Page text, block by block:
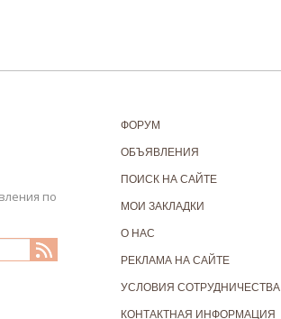
по
ФОРУМ
ОБЪЯВЛЕНИЯ
ПОИСК НА САЙТЕ
МОИ ЗАКЛАДКИ
О НАС
РЕКЛАМА НА САЙТЕ
УСЛОВИЯ СОТРУДНИЧЕСТВА
КОНТАКТНАЯ ИНФОРМАЦИЯ